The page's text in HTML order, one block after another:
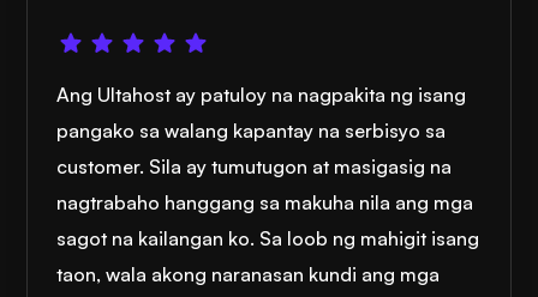
Ang Ultahost ay patuloy na nagpakita ng isang
pangako sa walang kapantay na serbisyo sa
customer. Sila ay tumutugon at masigasig na
nagtrabaho hanggang sa makuha nila ang mga
sagot na kailangan ko. Sa loob ng mahigit isang
taon, wala akong naranasan kundi ang mga